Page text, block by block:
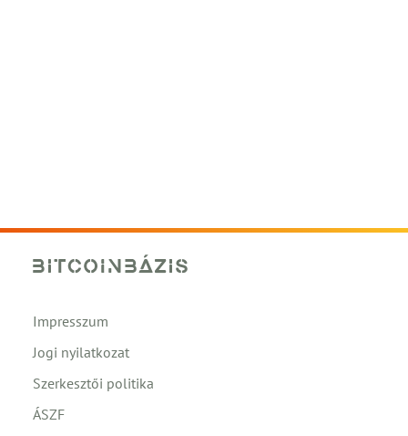
Impresszum
Jogi nyilatkozat
Szerkesztői politika
ÁSZF